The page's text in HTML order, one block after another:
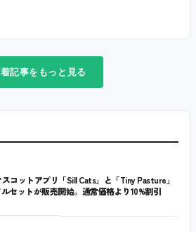
記事をもっと見る
コットアプリ「Sill Cats」と「Tiny Pasture」
セットが販売開始。通常価格より10%割引